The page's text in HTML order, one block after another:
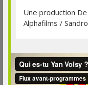
Une production
Alphafilms /